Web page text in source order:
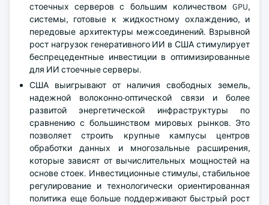
стоечных серверов с большим количеством GPU,
системы, готовые к жидкостному охлаждению, и
передовые архитектуры межсоединений. Взрывной
рост нагрузок генеративного ИИ в США стимулирует
беспрецедентные инвестиции в оптимизированные
для ИИ стоечные серверы.
США выигрывают от наличия свободных земель,
надежной волоконно-оптической связи и более
развитой энергетической инфраструктуры по
сравнению с большинством мировых рынков. Это
позволяет строить крупные кампусы центров
обработки данных и многозальные расширения,
которые зависят от вычислительных мощностей на
основе стоек. Инвестиционные стимулы, стабильное
регулирование и технологически ориентированная
политика еще больше поддерживают быстрый рост